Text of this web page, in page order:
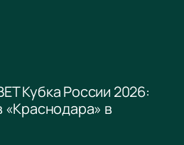
Кубка России 2026:
«Краснодара» в